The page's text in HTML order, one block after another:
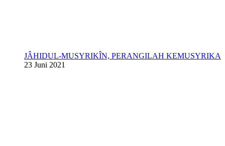
JÂHIDUL-MUSYRIKÎN, PERANGILAH KEMUSYRIKA
23 Juni 2021